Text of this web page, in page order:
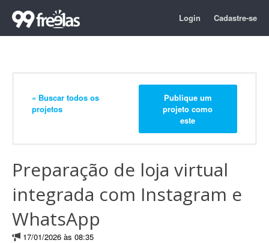
Login Cadastre-se
« Buscar todos os
projetos
Publique um
projeto como
este
Preparação de loja virtual
integrada com Instagram e
WhatsApp
17/01/2026 às 08:35